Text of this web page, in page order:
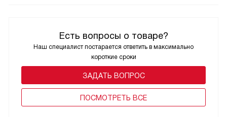
Есть вопросы о товаре?
Наш специалист постарается ответить в максимально
короткие сроки
ЗАДАТЬ ВОПРОС
ПОCМОТРЕТЬ ВСЕ